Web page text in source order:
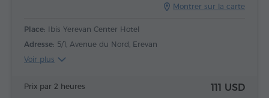
Montrer sur la carte
Place: Ibis Yerevan Center Hotel
Adresse: 5/1, Avenue du Nord, Erevan
Voir plus
Prix par 2 heures 111 USD